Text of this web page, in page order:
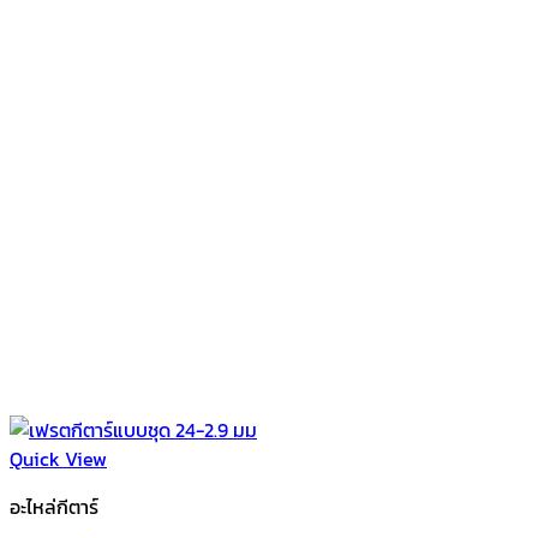
Quick View
อะไหล่กีตาร์